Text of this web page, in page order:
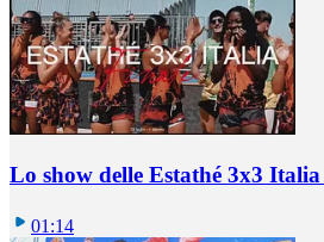
Lo show delle Estathé 3x3
01:14